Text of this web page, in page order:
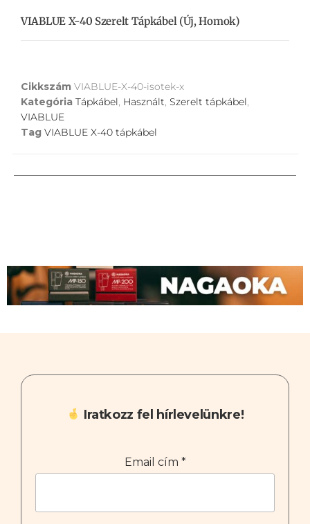
VIABLUE X-40 Szerelt Tápkábel (új, Homok)
Cikkszám VIABLUE-X-40-isotek-x
Kategória Tápkábel, Használt, Szerelt tápkábel,
VIABLUE
Tag VIABLUE X-40 tápkábel
Iratkozz fel hírlevelünkre!
Email cím *